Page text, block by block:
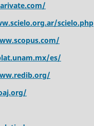
scielo.php
es/